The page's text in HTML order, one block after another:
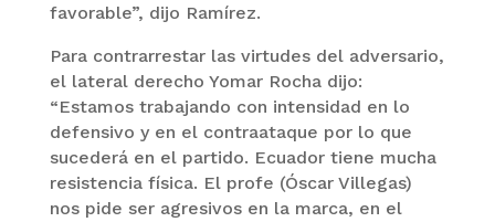
favorable”, dijo Ramírez.
Para contrarrestar las virtudes del adversario,
el lateral derecho Yomar Rocha dijo:
“Estamos trabajando con intensidad en lo
defensivo y en el contraataque por lo que
sucederá en el partido. Ecuador tiene mucha
resistencia física. El profe (Óscar Villegas)
nos pide ser agresivos en la marca, en el